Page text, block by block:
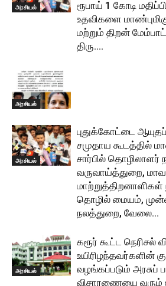
அரசியல்
ரூபாய் 1 கோடி
உதவிகளை
மற்றும் திறன்
திரு....
அரசியல்
அரசியல்
புதுக்கோட்டை
சமுதாய கூடத்தில்
சார்பில் தொழிலாளர்
வருவாய்த்துறை,
தொழில் மையம்,
நலத்துறை, வேலை...
அரசியல்
கரூர் கூட்ட நெரிசல்
உயிரிழந்தவர்களின்
வழங்கப்படும் அரசுப்
விசாரணையை